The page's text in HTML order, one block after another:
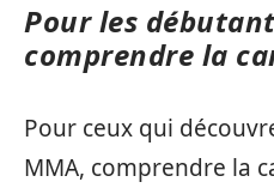
Pour les
comprendre la
Pour ceux qui
MMA, comprendre la